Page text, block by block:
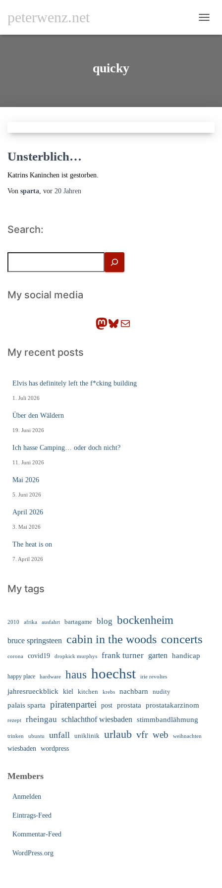
peterwenz.net
quicky
Unsterblich…
Katrins Kaninchen ist gestorben.
Von sparta, vor 20 Jahren
Search:
h
eMy social media
Mastodon Bluesky E-Mail
My recent posts
Elvis has definitely left the f*cking building
1. Juli 2026
Über den Wäldern
19. Juni 2026
Ich hasse Camping… oder doch nicht?
11. Juni 2026
Mai 2026
5. Juni 2026
April 2026
3. Mai 2026
The heat is on
7. April 2026
My tags
2010 afrika ausfahrt bartagame blog bockenheim
bruce springsteen cabin in the woods concerts
corona covid19 dropkick murphys frank turner garten handicap
happy place hardware haus hoechst irie revoltes
jahresrueckblick kiel kitchen krebs nachbarn nudity
palais sparta piratenpartei post prostata prostatakarzinom
rezept rheingau schlachthof wiesbaden stimmbandlähmung
trinken ubuntu unfall uniklinik urlaub vfr web weihnachten
wiesbaden wordpress
Members
Anmelden
Eintrags-Feed
Kommentar-Feed
WordPress.org